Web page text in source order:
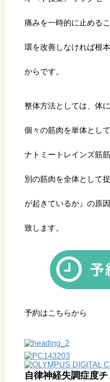
痛みを一時的に止める
環を改善しなければ根
からです。
整体方法としては、体
個々の筋肉を単体とし
ナトミートレインズ筋
別の筋肉を全体として
が起きているか』の原
致します。
予約はこちらから
自律神経失調症度チ